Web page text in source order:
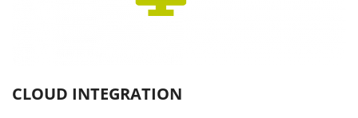
CLOUD INTEGRATION